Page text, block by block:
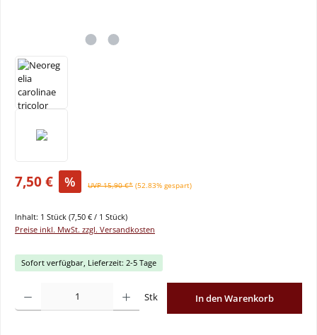
7,50 € % UVP 15,90 €* (52.83% gespart)
Inhalt: 1 Stück (7,50 € / 1 Stück)
Preise inkl. MwSt. zzgl. Versandkosten
Sofort verfügbar, Lieferzeit: 2-5 Tage
Stk In den Warenkorb